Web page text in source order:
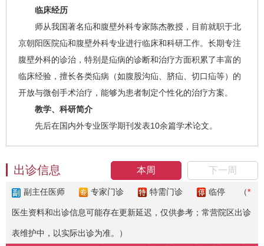
临床经历
师从我国著名疝和腹壁外科专家陈杰教授，目前就职于北
京朝阳医院疝和腹壁外科专业进行临床和科研工作。长期专注
腹壁外科的诊治，特别是疝病的诊断和治疗方面积累了丰富的
临床经验，擅长各类疝病（如腹股沟疝、脐疝、切口疝等）的
开放与微创手术治疗，能够为患者制定个性化的治疗方案。
教学、科研简介
先后在国内外专业医学期刊发表10余篇学术论文。
本周 下一周
出诊信息
副主任医师 专家门诊 特需门诊 临停 （*
医生资料和出诊信息可能存在更新延迟，仅供参考；常营院区出诊
表维护中，以实际出诊为准。）